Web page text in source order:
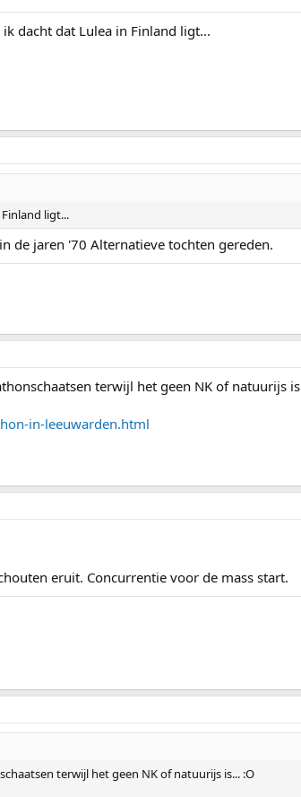
dacht dat Lulea in Finland ligt...
ligt...
de jaren '70 Alternatieve tochten gereden.
terwijl het geen NK of natuurijs
in-leeuwarden.html
eruit. Concurrentie voor de mass start.
terwijl het geen NK of natuurijs is... :O